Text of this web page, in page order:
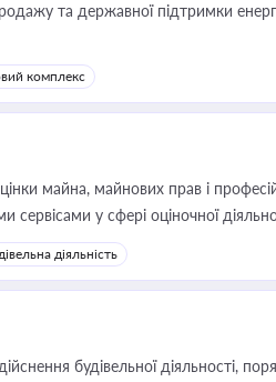
та державної підтримки
комплекс
майна, майнових прав і
сервісами у сфері оціночної
керівника, юриста або
угод і перевірки статусу суб'єктів
діяльність
будівельної діяльності,